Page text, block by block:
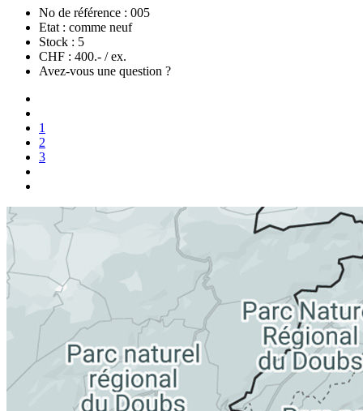
No de référence : 005
Etat : comme neuf
Stock : 5
CHF : 400.- / ex.
Avez-vous une question ?
1
2
3